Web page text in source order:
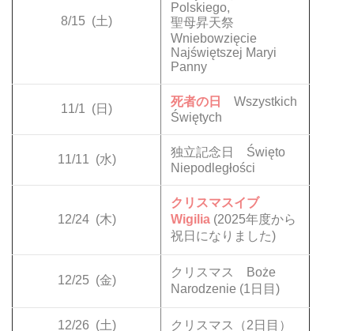
8/15 (土)
Polskiego,
聖母昇天祭
Wniebowzięcie
Najświętszej Maryi
Panny
11/1 (日)
死者の日
Wszystkich
Świętych
11/11 (水)
独立記念日 Święto
Niepodległości
12/24 (木)
クリスマスイブ
Wigilia (2025年度から
祝日になりました)
12/25 (金)
クリスマス Boże
Narodzenie (1日目)
12/26 (土) クリスマス（2日目）